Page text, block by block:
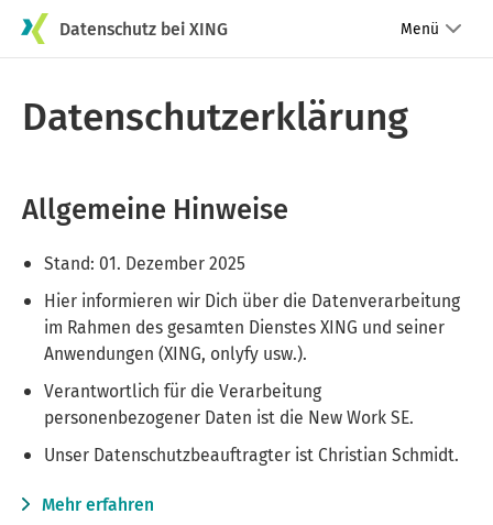
Datenschutz bei XING Menü
Datenschutzerklärung
Allgemeine Hinweise
Stand: 01. Dezember 2025
Hier informieren wir Dich über die Datenverarbeitung
im Rahmen des gesamten Dienstes XING und seiner
Anwendungen (XING, onlyfy usw.).
Verantwortlich für die Verarbeitung
personenbezogener Daten ist die New Work SE.
Unser Datenschutzbeauftragter ist Christian Schmidt.
Mehr erfahren